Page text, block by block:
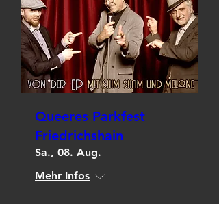
Queeres Parkfest
Friedrichshain
Sa., 08. Aug.
Mehr Infos